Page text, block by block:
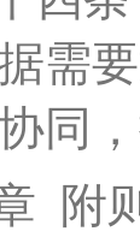
需
同
附